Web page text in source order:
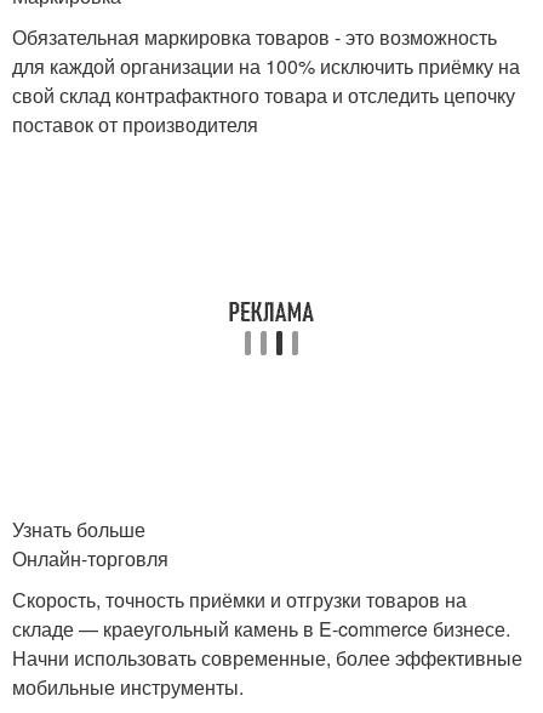
Обязательная маркировка товаров - это возможность
для каждой организации на 100% исключить приёмку на
свой склад контрафактного товара и отследить цепочку
поставок от производителя
Узнать больше
Онлайн-торговля
Скорость, точность приёмки и отгрузки товаров на
складе — краеугольный камень в E-commerce бизнесе.
Начни использовать современные, более эффективные
мобильные инструменты.